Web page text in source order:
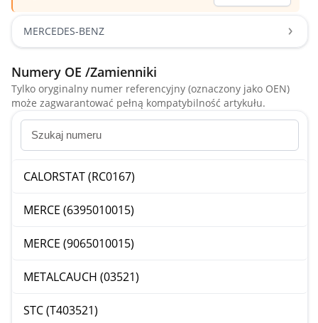
MERCEDES-BENZ
Numery OE /Zamienniki
Tylko oryginalny numer referencyjny (oznaczony jako OEN)
może zagwarantować pełną kompatybilność artykułu.
CALORSTAT (RC0167)
MERCE (6395010015)
MERCE (9065010015)
METALCAUCH (03521)
STC (T403521)